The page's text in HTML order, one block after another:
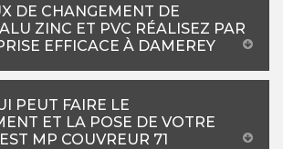
DE CHANGEMENT DE
ZINC ET PVC RÉALISEZ PAR
EFFICACE À DAMEREY
PEUT FAIRE LE
ET LA POSE DE VOTRE
MP COUVREUR 71